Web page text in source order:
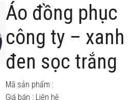
Áo đồng phục
công ty – xanh
đen sọc trắng
Mã sản phẩm :
Giá bán : Liên hệ